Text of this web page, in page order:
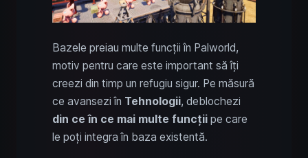
Bazele preiau multe funcții în Palworld,
motiv pentru care este important să îți
creezi din timp un refugiu sigur. Pe măsură
ce avansezi în Tehnologii, deblochezi
din ce în ce mai multe funcții pe care
le poți integra în baza existentă.